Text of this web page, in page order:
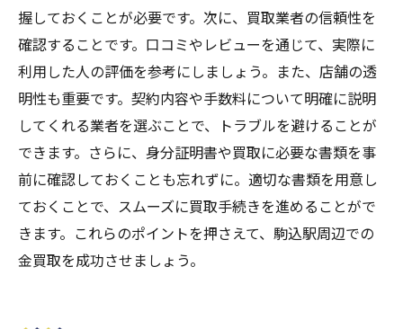
握しておくことが必要です。次に、買取業者の信頼性を
確認することです。口コミやレビューを通じて、実際に
利用した人の評価を参考にしましょう。また、店舗の透
明性も重要です。契約内容や手数料について明確に説明
してくれる業者を選ぶことで、トラブルを避けることが
できます。さらに、身分証明書や買取に必要な書類を事
前に確認しておくことも忘れずに。適切な書類を用意し
ておくことで、スムーズに買取手続きを進めることがで
きます。これらのポイントを押さえて、駒込駅周辺での
金買取を成功させましょう。